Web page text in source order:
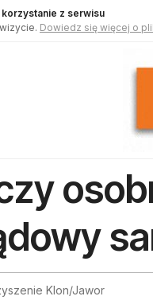
z serwisu
Dowiedz się więcej o
Klon/Jawor